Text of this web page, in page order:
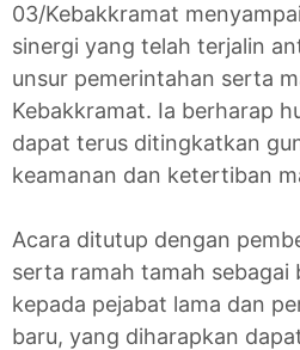
03/Kebakkramat
sinergi yang telah terjalin
unsur pemerintahan serta
Kebakkramat. Ia berharap
dapat terus ditingkatkan
keamanan dan ketertiban
Acara ditutup dengan
serta ramah tamah
kepada pejabat lama dan
baru, yang diharapkan